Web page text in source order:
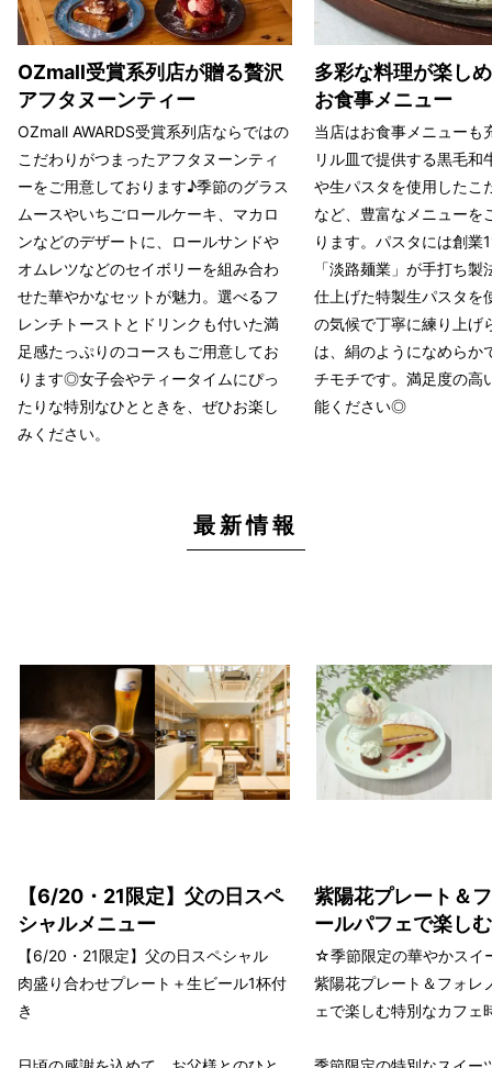
OZmall受賞系列店が贈る贅沢
アフタヌーンティー
OZmall AWARDS受賞系列店ならではの
こだわりがつまったアフタヌーンティ
ーをご用意しております♪季節のグラス
ムースやいちごロールケーキ、マカロ
ンなどのデザートに、ロールサンドや
オムレツなどのセイボリーを組み合わ
せた華やかなセットが魅力。選べるフ
レンチトーストとドリンクも付いた満
足感たっぷりのコースもご用意してお
ります◎女子会やティータイムにぴっ
たりな特別なひとときを、ぜひお楽し
みください。
多彩な料理が楽し
お食事メニュー
当店はお食事メニューも
リル皿で提供する黒毛和
や生パスタを使用したこ
など、豊富なメニューを
ります。パスタには創業
「淡路麺業」が手打ち製
仕上げた特製生パスタを
の気候で丁寧に練り上げ
は、絹のようになめらか
チモチです。満足度の高
能ください◎
最新情報
【6/20・21限定】父の日スペ
シャルメニュー
【6/20・21限定】父の日スペシャル
肉盛り合わせプレート＋生ビール1杯付
き
紫陽花プレート＆
ールパフェで楽し
☆季節限定の華やかスイ
紫陽花プレート＆フォレ
ェで楽しむ特別なカフ